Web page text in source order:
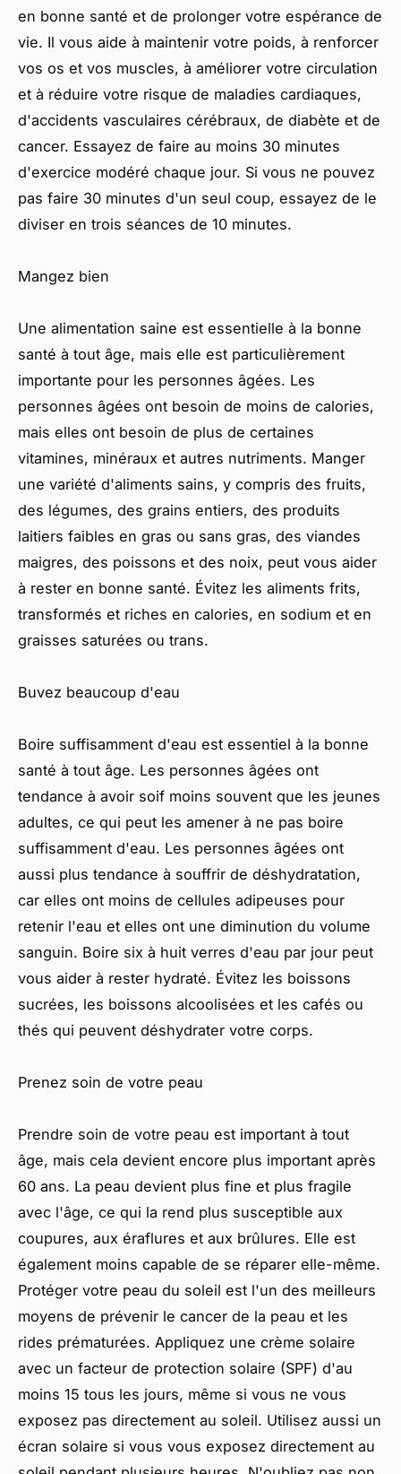
en bonne santé et de prolonger votre espérance de
vie. Il vous aide à maintenir votre poids, à renforcer
vos os et vos muscles, à améliorer votre circulation
et à réduire votre risque de maladies cardiaques,
d'accidents vasculaires cérébraux, de diabète et de
cancer. Essayez de faire au moins 30 minutes
d'exercice modéré chaque jour. Si vous ne pouvez
pas faire 30 minutes d'un seul coup, essayez de le
diviser en trois séances de 10 minutes.
Mangez bien
Une alimentation saine est essentielle à la bonne
santé à tout âge, mais elle est particulièrement
importante pour les personnes âgées. Les
personnes âgées ont besoin de moins de calories,
mais elles ont besoin de plus de certaines
vitamines, minéraux et autres nutriments. Manger
une variété d'aliments sains, y compris des fruits,
des légumes, des grains entiers, des produits
laitiers faibles en gras ou sans gras, des viandes
maigres, des poissons et des noix, peut vous aider
à rester en bonne santé. Évitez les aliments frits,
transformés et riches en calories, en sodium et en
graisses saturées ou trans.
Buvez beaucoup d'eau
Boire suffisamment d'eau est essentiel à la bonne
santé à tout âge. Les personnes âgées ont
tendance à avoir soif moins souvent que les jeunes
adultes, ce qui peut les amener à ne pas boire
suffisamment d'eau. Les personnes âgées ont
aussi plus tendance à souffrir de déshydratation,
car elles ont moins de cellules adipeuses pour
retenir l'eau et elles ont une diminution du volume
sanguin. Boire six à huit verres d'eau par jour peut
vous aider à rester hydraté. Évitez les boissons
sucrées, les boissons alcoolisées et les cafés ou
thés qui peuvent déshydrater votre corps.
Prenez soin de votre peau
Prendre soin de votre peau est important à tout
âge, mais cela devient encore plus important après
60 ans. La peau devient plus fine et plus fragile
avec l'âge, ce qui la rend plus susceptible aux
coupures, aux éraflures et aux brûlures. Elle est
également moins capable de se réparer elle-même.
Protéger votre peau du soleil est l'un des meilleurs
moyens de prévenir le cancer de la peau et les
rides prématurées. Appliquez une crème solaire
avec un facteur de protection solaire (SPF) d'au
moins 15 tous les jours, même si vous ne vous
exposez pas directement au soleil. Utilisez aussi un
écran solaire si vous vous exposez directement au